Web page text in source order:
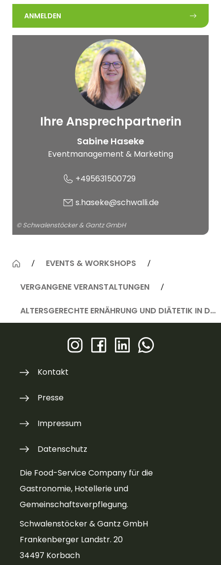
ANMELDEN
© Schwalenstöcker &
Gantz GmbH
Ihre Ansprechpartnerin
Sabine Haseke
Eventmanagement & Marketing
+495631500729
s.haseke@schwalli.de
© Schwalenstöcker & Gantz GmbH
EVENTS & WORKSHOPS
VERGANGENE VERANSTALTUNGEN
ALTERSGERECHTE ERNÄHRUNG UND DIÄTETIK IN DER GEMEINSCHAFTSVERPFLEGUNG
Die Food-Service Company für die
Gastronomie, Hotellerie und
Gemeinschaftsverpflegung.
Schwalenstöcker & Gantz GmbH
Frankenberger Landstr. 20
34497 Korbach
Kontakt
Presse
Impressum
Datenschutz